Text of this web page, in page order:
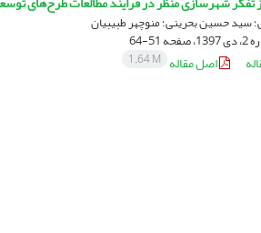
سید حسین بحرینی؛ منوچهر طبیبیان
51-64
اصل مقاله 1.64 M